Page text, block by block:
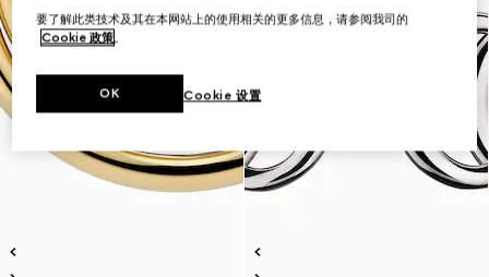
要了解此类技术及其在本网站上的使用相关的更多信息，请参阅我司的
Cookie 政策。
Cookie 设置
OK